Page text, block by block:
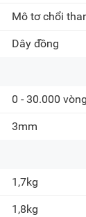
Mô tơ chổi
Dây đồng
0 - 30.000
3mm
1,7kg
1,8kg